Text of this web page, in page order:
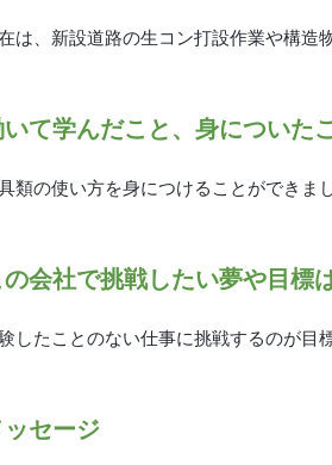
は、新設道路の生コン打設作業や構造
いて学んだこと、身についた
類の使い方を身につけることができまし
の会社で挑戦したい夢や目標
したことのない仕事に挑戦するのが目標
セージ